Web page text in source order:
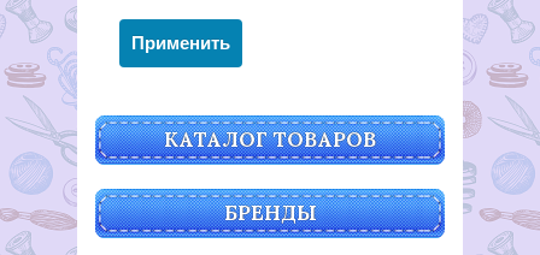
КАТАЛОГ ТОВАРОВ
БРЕНДЫ